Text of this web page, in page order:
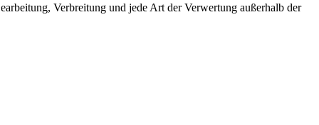
Verbreitung und jede Art der Verwertung außerhalb der